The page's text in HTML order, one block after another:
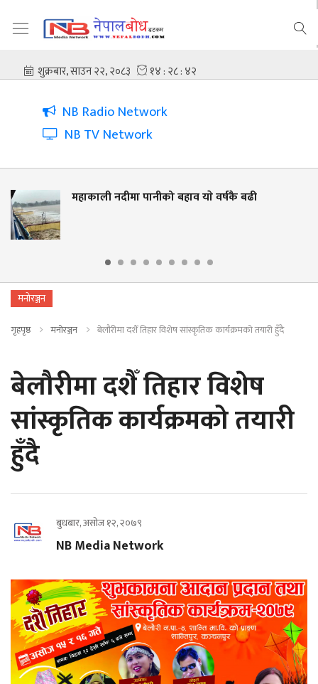
NB Radio Network
NB TV Network
महाकाली नदीमा पानीको बहाव याे वर्षकै बढी
मनोरञ्जन
गृहपृष्ठ मनोरञ्जन बेलौरीमा दशैँ तिहार विशेष सांस्कृतिक कार्यक्रमको तयारी हुँदै
बेलौरीमा दशैँ तिहार विशेष
सांस्कृतिक कार्यक्रमको तयारी
हुँदै
बुधबार, असोज १२, २०७९
NB Media Network